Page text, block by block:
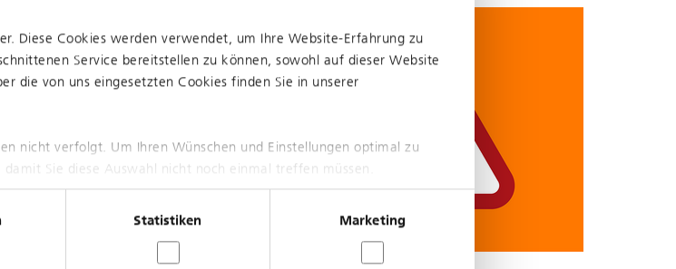
Diese Cookies werden verwendet, um Ihre Website-Erfahrung zu
Service bereitstellen zu können, sowohl auf dieser Website
die von uns eingesetzten Cookies finden Sie in unserer
nicht verfolgt. Um Ihren Wünschen und Einstellungen optimal zu
Sie diese Auswahl nicht noch einmal treffen müssen.
Statistiken Marketing
MParc